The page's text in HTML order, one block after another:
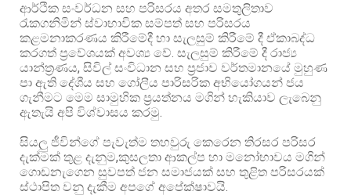
ආර්ථික සංවර්ධන සහ පරිසරය අතර සමතුලිතාව
රැකගනිමින් ස්වාභාවික සම්පත් සහ පරිසරය
කළමනාකරණය කිරීමේදී හා සැලසුම් කිරීමේ දී ඒකාබද්ධ
කරගත් ප්‍රවේශයක් අවශ්‍ය වේ. සැලසුම් කිරීමේ දී රාජ්‍ය
යාන්ත්‍රණය, සිවිල් සංවිධාන සහ ප්‍රජාව වර්තමානයේ මුහුණ
පා ඇති දේශීය සහ ගෝලීය පාරිසරික අභියෝගයන් ජය
ගැනීමට මෙම සාමුහික ප්‍රයත්නය මගින් හැකියාව ලැබෙනු
ඇතැයි අපි විශ්වාසය කරමු.
සියලු ජීවින්ගේ පැවැත්ම තහවුරු කෙරෙන තිරසර පරිසර
දැක්මක් තුළ දැනුම,කුසලතා ආකල්ප හා මනෝභාවය මගින්
ගොඩනැගෙන සුවපත් ජන සමාජයක් සහ තුළිත පරිසරයක්
ස්ථාපිත වනු දැකීම අපගේ අපේක්ෂාවයි.